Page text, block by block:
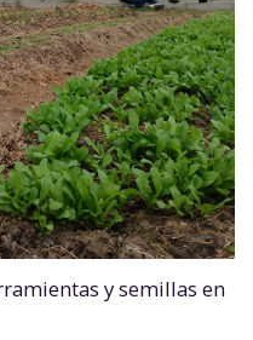
y semillas en